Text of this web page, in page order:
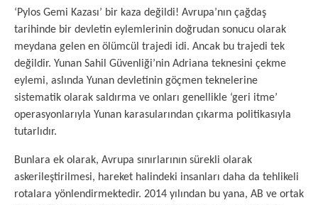
‘Pylos Gemi Kazası’ bir kaza değildi! Avrupa’nın çağdaş
tarihinde bir devletin eylemlerinin doğrudan sonucu olarak
meydana gelen en ölümcül trajedi idi. Ancak bu trajedi tek
değildir. Yunan Sahil Güvenliği’nin Adriana teknesini çekme
eylemi, aslında Yunan devletinin göçmen teknelerine
sistematik olarak saldırma ve onları genellikle ‘geri itme’
operasyonlarıyla Yunan karasularından çıkarma politikasıyla
tutarlıdır.
Bunlara ek olarak, Avrupa sınırlarının sürekli olarak
askerileştirilmesi, hareket halindeki insanları daha da tehlikeli
rotalara yönlendirmektedir. 2014 yılından bu yana, AB ve ortak